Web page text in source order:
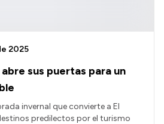
sus puertas para un
2025
invernal que convierte a El
predilectos por el turismo